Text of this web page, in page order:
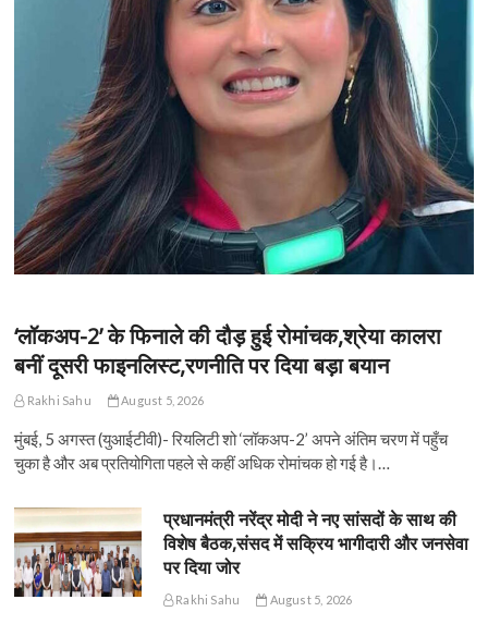
‘लॉकअप-2’ के फिनाले की दौड़ हुई रोमांचक,श्रेया कालरा
बनीं दूसरी फाइनलिस्ट,रणनीति पर दिया बड़ा बयान
Rakhi Sahu August 5, 2026
मुंबई, 5 अगस्त (युआईटीवी)- रियलिटी शो ‘लॉकअप-2’ अपने अंतिम चरण में पहुँच
चुका है और अब प्रतियोगिता पहले से कहीं अधिक रोमांचक हो गई है।…
प्रधानमंत्री नरेंद्र मोदी ने नए सांसदों के साथ की
विशेष बैठक,संसद में सक्रिय भागीदारी और जनसेवा
पर दिया जोर
Rakhi Sahu August 5, 2026